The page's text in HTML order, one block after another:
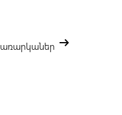
առարկաներ arrow_right_alt